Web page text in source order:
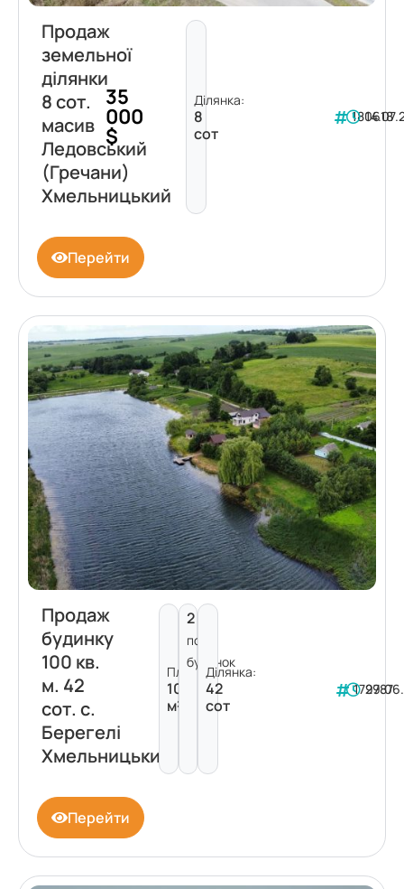
Продаж
земельної
ділянки
8 сот.
масив
Ледовський
(Гречани)
Хмельницький
35
000
$
Ділянка:
8
сот
180618
Перейти
Продаж
будинку
100 кв.
м. 42
сот. с.
Берегелі
Хмельницький
Площа:
100
м²
2
пов.
будинок
Ділянка:
42
сот
179787
Перейти